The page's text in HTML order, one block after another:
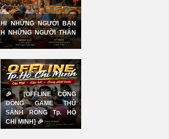
NHỮNG NGƯỜI BẠN
NHỮNG NGƯỜI THÂN
🎉 [OFFLINE CỘNG
ĐỒNG GAME THỦ
SẢNH RỒNG Tp. HỒ
CHÍ MINH] 🎉